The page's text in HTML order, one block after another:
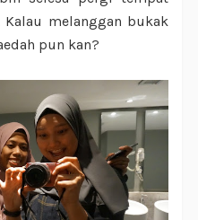
Kalau melanggan bukak
pun kan?